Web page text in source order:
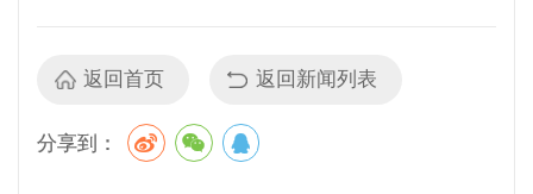
返回首页 返回新闻列表
分享到：